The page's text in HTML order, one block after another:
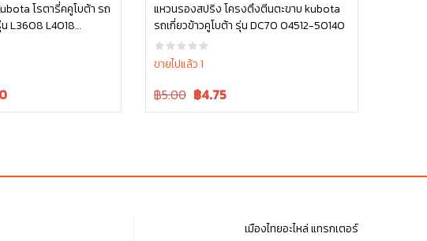
โรตารี่คคูโบต้า รถ
L3608 L4018
ใส่ตะกร้า
แหวนรองสปริง โครงตึงตีนตะขาบ kubota
รถเกี่ยวข้าวคูโบต้า รุ่น DC70 04512-50140
ขายไปแล้ว 1
Original
฿5.00 Current
฿4.75
หยิบใส่ตะกร้า
เมืองไทยอะไหล่ แทรกเตอร์